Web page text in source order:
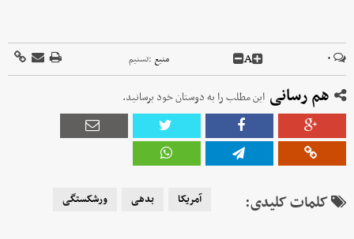
۰ A منبع :تسنیم
هم رسانی این مطلب را به دوستان خود برسانید.
کلمات کلیدی: آمریکا بدهی ورشکستگی